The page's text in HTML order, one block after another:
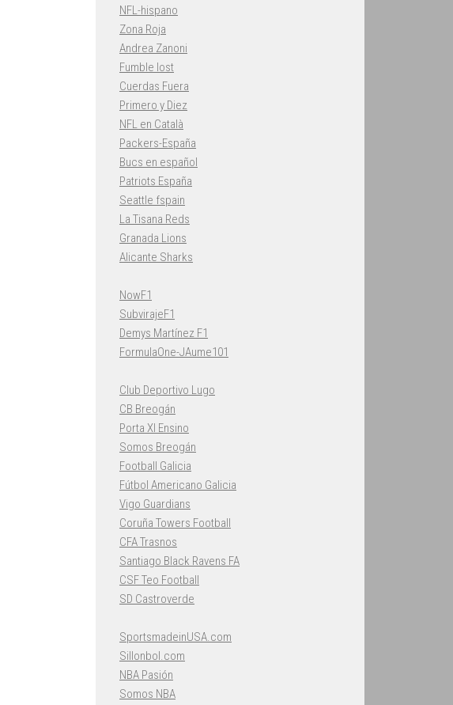
NFL-hispano
Zona Roja
Andrea Zanoni
Fumble lost
Cuerdas Fuera
Primero y Diez
NFL en Català
Packers-España
Bucs en español
Patriots España
Seattle fspain
La Tisana Reds
Granada Lions
Alicante Sharks
NowF1
SubvirajeF1
Demys Martínez F1
FormulaOne-JAume101
Club Deportivo Lugo
CB Breogán
Porta XI Ensino
Somos Breogán
Football Galicia
Fútbol Americano Galicia
Vigo Guardians
Coruña Towers Football
CFA Trasnos
Santiago Black Ravens FA
CSF Teo Football
SD Castroverde
SportsmadeinUSA.com
Sillonbol.com
NBA Pasión
Somos NBA